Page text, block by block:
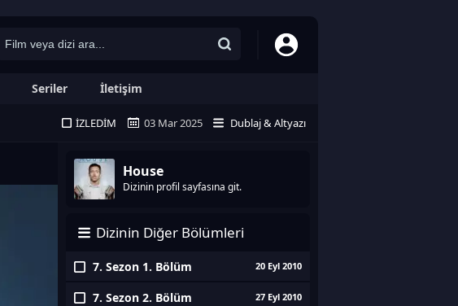
Seriler İletişim
İZLEDIM 03 Mar 2025 Dublaj & Altyazı
House
Dizinin profil sayfasına git.
Dizinin Diğer Bölümleri
7. Sezon 1. Bölüm 20 Eyl 2010
7. Sezon 2. Bölüm 27 Eyl 2010